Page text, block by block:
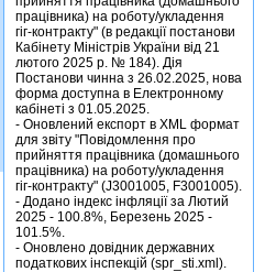
працівника) на роботу/укладення
гіг-контракту" (в редакції постанови
Кабінету Міністрів України від 21
лютого 2025 р. № 184). Дія
Постанови чинна з 26.02.2025, нова
форма доступна в Електронному
кабінеті з 01.05.2025.
- Оновлений експорт в XML формат
для звіту "Повідомлення про
прийняття працівника (домашнього
працівника) на роботу/укладення
гіг-контракту" (J3001005, F3001005).
- Додано індекс інфляції за Лютий
2025 - 100.8%, Березень 2025 -
101.5%.
- Оновлено довідник державних
податкових інспекцій (spr_sti.xml).